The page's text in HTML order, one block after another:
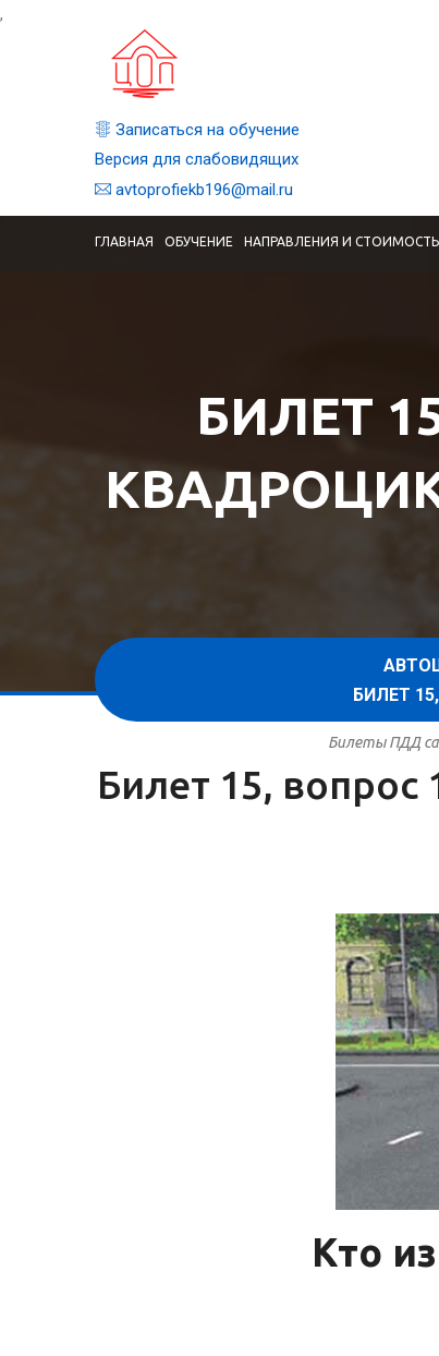
,
Записаться на обучение
Версия для слабовидящих
avtoprofiekb196@mail.ru
ГЛАВНАЯ ОБУЧЕНИЕ НАПРАВЛЕНИЯ И
БИЛЕТ
БИЛЕТ
Билеты ПДД
Билет 15,
Кто